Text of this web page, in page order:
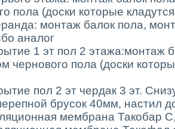
пола (доски которые
монтаж балок пола,
аналог
1 эт пол 2 этажа:монтаж
чернового пола (доски
пол 2 эт чердак 3 эт.
брусок 40мм, настил
мембрана Такобар